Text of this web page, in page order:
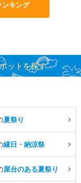
キング
ットを探す
夏祭り
縁日・納涼祭
屋台のある夏祭り